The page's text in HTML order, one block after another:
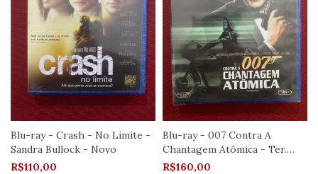
Blu-ray - Crash - No Limite -
Sandra Bullock - Novo
R$110,00
Blu-ray - 007 Contra A
Chantagem Atômica - Ter.
Young - Novo
R$160,00